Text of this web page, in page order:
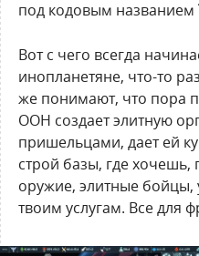
под кодовым названием
Вот с чего всегда
инопланетяне, что-то
же понимают, что пора
ООН создает элитную
пришельцами, дает ей
строй базы, где
оружие, элитные бойцы,
твоим услугам. Все для